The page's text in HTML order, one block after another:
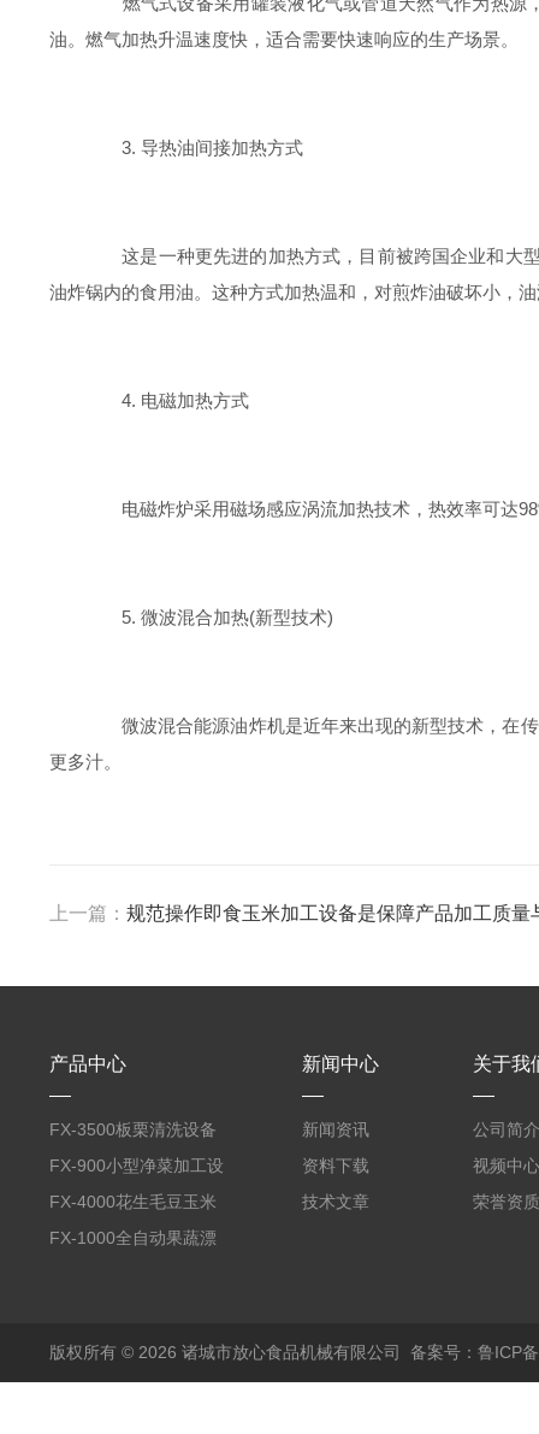
油。燃气加热升温速度快，适合需要快速响应的生产场景。
3. 导热油间接加热方式
这是一种更先进的加热方式，目前被跨国企业和大
油炸锅内的食用油。这种方式加热温和，对煎炸油破坏小，
4. 电磁加热方式
电磁炸炉采用磁场感应涡流加热技术，热效率可达
5. 微波混合加热(新型技术)
微波混合能源油炸机是近年来出现的新型技术，在传
更多汁。
上一篇： 规范操作即食玉米加工设备是保障产品加工质量
产品中心
FX-3500板栗清洗设备
全自动气泡清洗机
FX-900小型净菜加工设
备野菜清洗机
FX-4000花生毛豆玉米
蒸煮漂烫机
FX-1000全自动果蔬漂
新闻中心
新闻资讯
资料下载
技术文章
关于我
公司简介
视频中心
荣誉资质
版权所有 © 2026 诸城市放心食品机械有限公司 备案号：鲁ICP